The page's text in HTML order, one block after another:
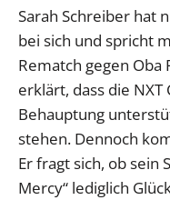
Sarah Schreiber hat
bei sich und spricht
Rematch gegen Oba
erklärt, dass die
Behauptung
stehen. Dennoch
Er fragt sich, ob sein
Mercy“ lediglich